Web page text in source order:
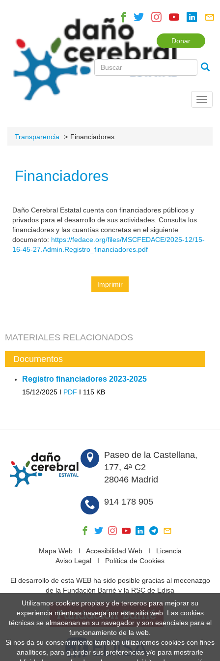
Donar
Transparencia Financiadores
Financiadores
Daño Cerebral Estatal cuenta con financiadores públicos y
privados para el desarrollo de sus actividades. Consulta los
financiadores y las cuantías concretas en el siguiente
documento: https://fedace.org/files/MSCFEDACE/2025-12/15-
16-45-27.Admin.Registro_financiadores.pdf
Imprimir
MATERIALES RELACIONADOS
Documentos
Registro financiadores 2023-2025
15/12/2025 I PDF I 115 KB
Paseo de la Castellana,
177, 4ª C2
28046 Madrid
914 178 905
Mapa WebI Accesibilidad WebI Licencia
Aviso Legal I Política de Cookies
El desarrollo de esta WEB ha sido posible gracias al mecenazgo
de la Fundación Barrié y la RSC de Edisa
Utilizamos cookies propias y de terceros para mejorar su
experiencia mientras navega por este sitio web. Las cookies
técnicas se almacenan en su navegador y son esenciales para el
funcionamiento de la web.
Si nos da su consentimiento también utilizaremos cookies con fines
analíticos, para guardar sus preferencias y/o para mostrarle